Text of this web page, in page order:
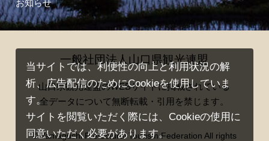
お知らせ
一般社団法人山口県観光連盟
山口県観光連盟のWEBサイトに掲載されている
全データについて無断転載・引用を禁じます。
© Yamaguchi Prefectural Tourism Federation All rights
当サイトでは、利便性の向上と利用状況の解
析、広告配信のためにCookieを使用していま
す。
サイトを閲覧いただく際には、Cookieの使用に
同意いただく必要があります。